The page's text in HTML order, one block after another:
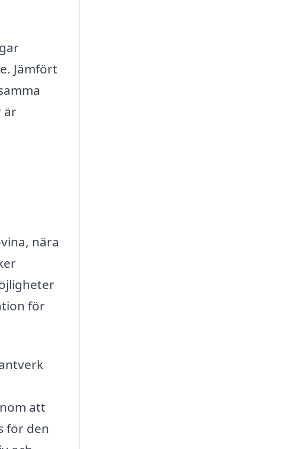
Jämfört
är
nära
för
att
för den